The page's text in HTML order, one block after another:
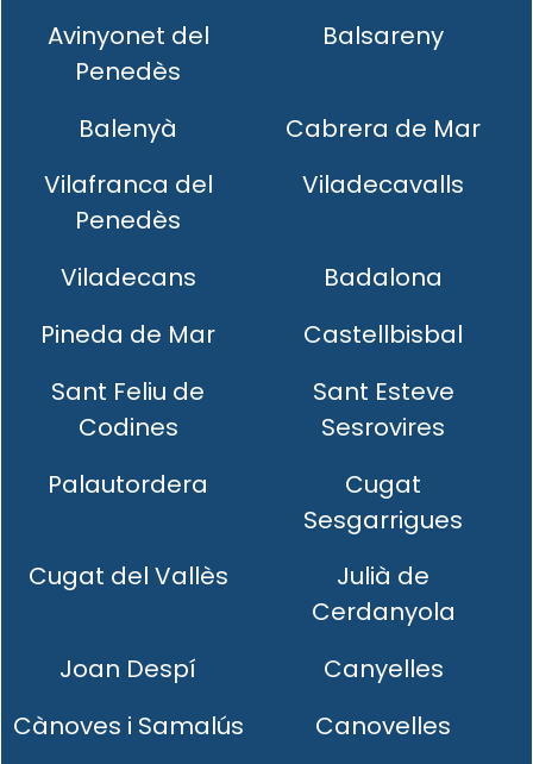
Avinyonet del
Penedès
Balsareny
Balenyà
Cabrera de Mar
Vilafranca del
Penedès
Viladecavalls
Viladecans
Badalona
Pineda de Mar
Castellbisbal
Sant Feliu de
Codines
Sant Esteve
Sesrovires
Palautordera
Cugat
Sesgarrigues
Cugat del Vallès
Julià de
Cerdanyola
Joan Despí
Canyelles
Cànoves i Samalús
Canovelles